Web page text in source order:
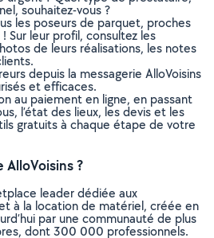
souhaitez-vous ?
les poseurs de parquet, proches
Sur leur profil, consultez les
de leurs réalisations, les notes
depuis la messagerie AlloVoisins
et efficaces.
au paiement en ligne, en passant
l’état des lieux, les devis et les
gratuits à chaque étape de votre
?
leader dédiée aux
à la location de matériel, créée en
par une communauté de plus
dont 300 000 professionnels.